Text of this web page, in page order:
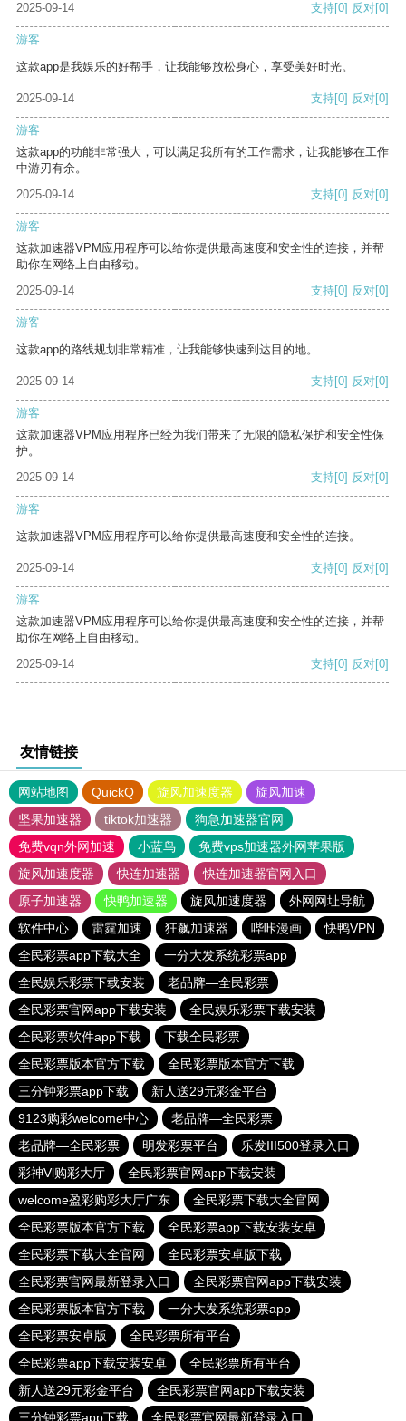
2025-09-14 支持[0] 反对[0]
游客
这款app是我娱乐的好帮手，让我能够放松身心，享受美好时光。
2025-09-14 支持[0] 反对[0]
游客
这款app的功能非常强大，可以满足我所有的工作需求，让我能够在工作
中游刃有余。
2025-09-14
支持[0] 反对[0]
游客
这款加速器VPM应用程序可以给你提供最高速度和安全性的连接，并帮
助你在网络上自由移动。
2025-09-14
支持[0] 反对[0]
游客
这款app的路线规划非常精准，让我能够快速到达目的地。
2025-09-14 支持[0] 反对[0]
游客
这款加速器VPM应用程序已经为我们带来了无限的隐私保护和安全性保
护。
2025-09-14
支持[0] 反对[0]
游客
这款加速器VPM应用程序可以给你提供最高速度和安全性的连接。
2025-09-14 支持[0] 反对[0]
游客
这款加速器VPM应用程序可以给你提供最高速度和安全性的连接，并帮
助你在网络上自由移动。
2025-09-14
支持[0] 反对[0]
友情链接
网站地图 QuickQ 旋风加速度器
旋风加速
坚果加速器
tiktok加速器
狗急加速器官网
免费vqn外网加速
小蓝鸟
免费vps加速器外网苹果版
旋风加速度器
快连加速器
快连加速器官网入口
原子加速器
快鸭加速器 旋风加速度器
外网网址导航
软件中心
雷霆加速 狂飙加速器 哔咔漫画
快鸭VPN
全民彩票app下载大全
一分大发系统彩票app
全民娱乐彩票下载安装
老品牌—全民彩票
全民彩票官网app下载安装
全民娱乐彩票下载安装
全民彩票软件app下载
下载全民彩票
全民彩票版本官方下载
全民彩票版本官方下载
三分钟彩票app下载
新人送29元彩金平台
9123购彩welcome中心
老品牌—全民彩票
老品牌—全民彩票
明发彩票平台
乐发III500登录入口
彩神Vl购彩大厅
全民彩票官网app下载安装
welcome盈彩购彩大厅广东
全民彩票下载大全官网
全民彩票版本官方下载
全民彩票app下载安装安卓
全民彩票下载大全官网
全民彩票安卓版下载
全民彩票官网最新登录入口
全民彩票官网app下载安装
全民彩票版本官方下载
一分大发系统彩票app
全民彩票安卓版
全民彩票所有平台
全民彩票app下载安装安卓
全民彩票所有平台
新人送29元彩金平台
全民彩票官网app下载安装
三分钟彩票app下载
全民彩票官网最新登录入口